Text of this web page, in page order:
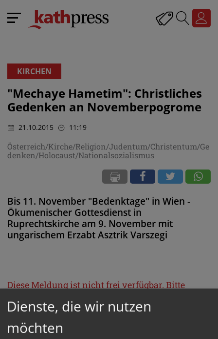
KIRCHEN
"Mechaye Hametim": Christliches
Gedenken an Novemberpogrome
21.10.2015 11:19
Österreich/Kirche/Religion/Judentum/Christentum/Ge
denken/Holocaust/Nationalsozialismus
Bis 11. November "Bedenktage" in Wien -
Ökumenischer Gottesdienst in
Ruprechtskirche am 9. November mit
ungarischem Erzabt Asztrik Varszegi
Diese Meldung ist nicht frei verfügbar. Bitte
loggen Sie sich ein, oder bestellen Sie das
ProduktKathpress_online.
Dienste, die wir nutzen
möchten